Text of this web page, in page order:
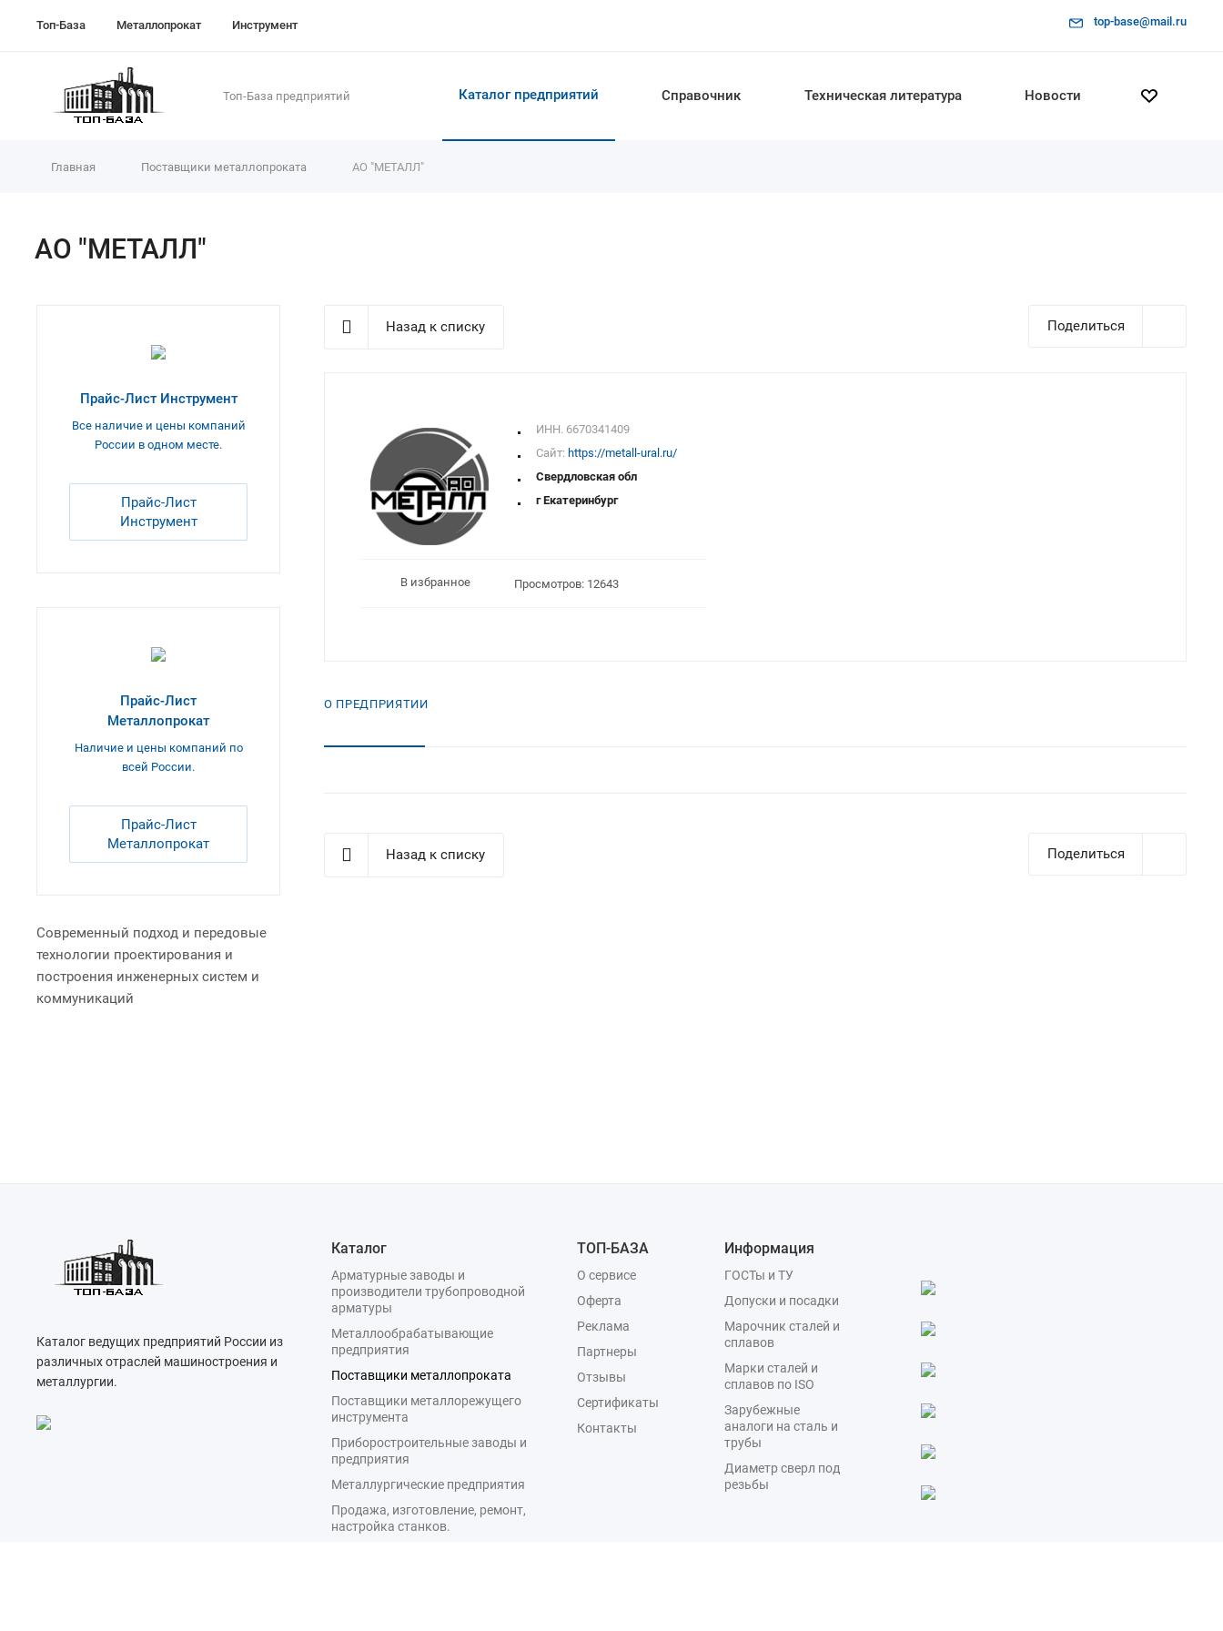
Топ-База Металлопрокат Инструмент top-base@mail.ru
Топ-База предприятий Каталог предприятий Справочник Техническая литература Новости
Главная Поставщики металлопроката АО "МЕТАЛЛ"
АО "МЕТАЛЛ"
Поделиться
Назад к списку
ИНН. 6670341409
Сайт: https://metall-ural.ru/
Свердловская обл
г Екатеринбург
В избранное Просмотров: 12643
О ПРЕДПРИЯТИИ
Поделиться
Назад к списку
Прайс-Лист Инструмент
Все наличие и цены компаний
России в одном месте.
Прайс-Лист
Инструмент
Прайс-Лист
Металлопрокат
Наличие и цены компаний по
всей России.
Прайс-Лист
Металлопрокат
Современный подход и передовые
технологии проектирования и
построения инженерных систем и
коммуникаций
Каталог ведущих предприятий России из
различных отраслей машиностроения и
металлургии.
Каталог
Арматурные заводы и
производители трубопроводной
арматуры
Металлообрабатывающие
предприятия
Поставщики металлопроката
Поставщики металлорежущего
инструмента
Приборостроительные заводы и
предприятия
Металлургические предприятия
Продажа, изготовление, ремонт,
настройка станков.
ТОП-БАЗА
О сервисе
Оферта
Реклама
Партнеры
Отзывы
Сертификаты
Контакты
Информация
ГОСТы и ТУ
Допуски и посадки
Марочник сталей и
сплавов
Марки сталей и
сплавов по ISO
Зарубежные
аналоги на сталь и
трубы
Диаметр сверл под
резьбы